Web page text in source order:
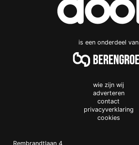
is een onderdeel van
wie zijn wij
adverteren
contact
privacyverklaring
cookies
Doof.nl
work
Rembrandtlaan 4